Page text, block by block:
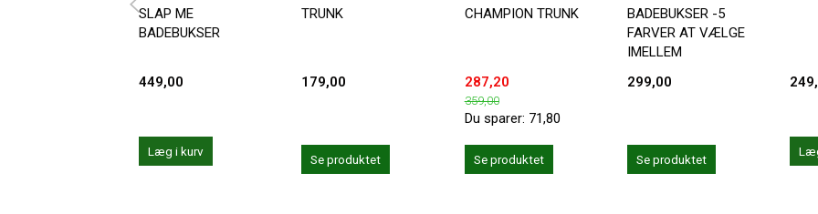
SLAP ME
BADEBUKSER
449,00
Læg i kurv
TRUNK
179,00
Se produktet
CHAMPION TRUNK
287,20
359,00
Du sparer: 71,80
Se produktet
BADEBUKSER -5
FARVER AT VÆLGE
IMELLEM
299,00
Se produktet